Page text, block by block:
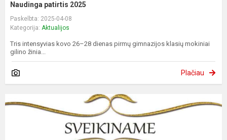
Naudinga patirtis 2025
Paskelbta: 2025-04-08
Kategorija: Aktualijos
Tris intensyvias kovo 26–28 dienas pirmų gimnazijos klasių mokiniai
gilino žinia...
Plačiau